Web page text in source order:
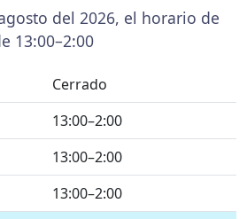
del 2026, el horario de
13:00–2:00
Cerrado
13:00–2:00
13:00–2:00
13:00–2:00